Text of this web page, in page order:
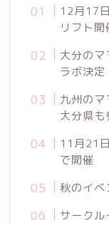
12月17
リフト開
大分のマ
ラボ決定
九州のマ
大分県も
11月21
で開催
秋のイベ
サークル